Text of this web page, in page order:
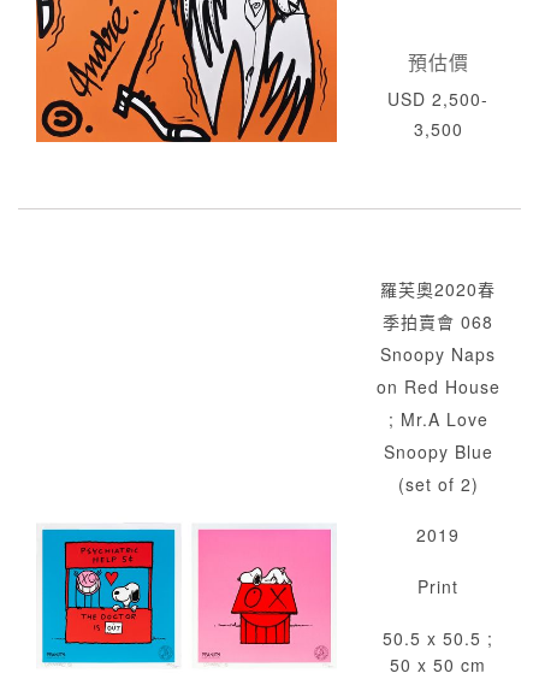
預估價
USD 2,500-
3,500
羅芙奧2020春
季拍賣會 068
Snoopy Naps
on Red House
; Mr.A Love
Snoopy Blue
(set of 2)
2019
Print
50.5 x 50.5 ;
50 x 50 cm